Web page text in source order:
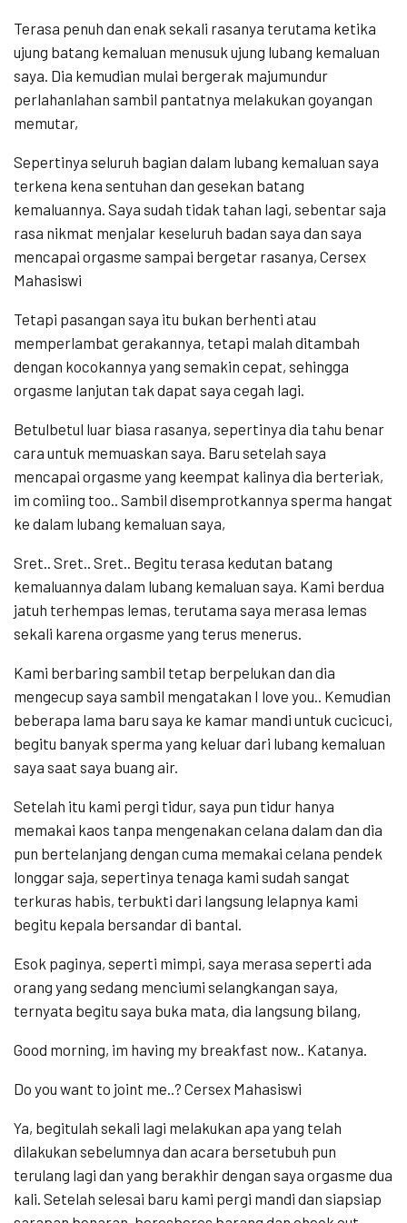
Terasa penuh dan enak sekali rasanya terutama ketika
ujung batang kemaluan menusuk ujung lubang kemaluan
saya. Dia kemudian mulai bergerak majumundur
perlahanlahan sambil pantatnya melakukan goyangan
memutar,
Sepertinya seluruh bagian dalam lubang kemaluan saya
terkena kena sentuhan dan gesekan batang
kemaluannya. Saya sudah tidak tahan lagi, sebentar saja
rasa nikmat menjalar keseluruh badan saya dan saya
mencapai orgasme sampai bergetar rasanya, Cersex
Mahasiswi
Tetapi pasangan saya itu bukan berhenti atau
memperlambat gerakannya, tetapi malah ditambah
dengan kocokannya yang semakin cepat, sehingga
orgasme lanjutan tak dapat saya cegah lagi.
Betulbetul luar biasa rasanya, sepertinya dia tahu benar
cara untuk memuaskan saya. Baru setelah saya
mencapai orgasme yang keempat kalinya dia berteriak,
im comiing too.. Sambil disemprotkannya sperma hangat
ke dalam lubang kemaluan saya,
Sret.. Sret.. Sret.. Begitu terasa kedutan batang
kemaluannya dalam lubang kemaluan saya. Kami berdua
jatuh terhempas lemas, terutama saya merasa lemas
sekali karena orgasme yang terus menerus.
Kami berbaring sambil tetap berpelukan dan dia
mengecup saya sambil mengatakan I love you.. Kemudian
beberapa lama baru saya ke kamar mandi untuk cucicuci,
begitu banyak sperma yang keluar dari lubang kemaluan
saya saat saya buang air.
Setelah itu kami pergi tidur, saya pun tidur hanya
memakai kaos tanpa mengenakan celana dalam dan dia
pun bertelanjang dengan cuma memakai celana pendek
longgar saja, sepertinya tenaga kami sudah sangat
terkuras habis, terbukti dari langsung lelapnya kami
begitu kepala bersandar di bantal.
Esok paginya, seperti mimpi, saya merasa seperti ada
orang yang sedang menciumi selangkangan saya,
ternyata begitu saya buka mata, dia langsung bilang,
Good morning, im having my breakfast now.. Katanya.
Do you want to joint me..? Cersex Mahasiswi
Ya, begitulah sekali lagi melakukan apa yang telah
dilakukan sebelumnya dan acara bersetubuh pun
terulang lagi dan yang berakhir dengan saya orgasme dua
kali. Setelah selesai baru kami pergi mandi dan siapsiap